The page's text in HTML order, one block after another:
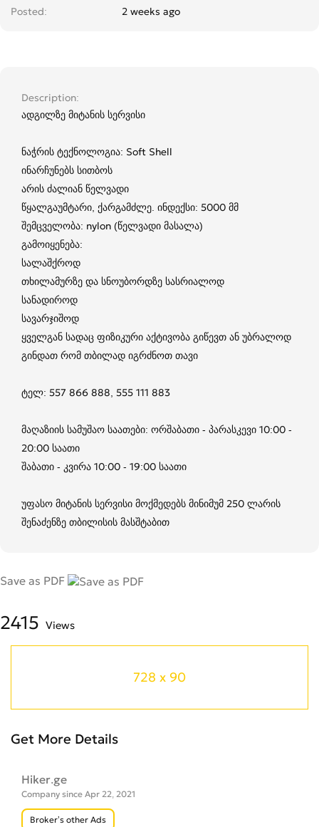
Posted
2 weeks ago
Description
ადგილზე მიტანის სერვისი
ნაჭრის ტექნოლოგია: Soft Shell
ინარჩუნებს სითბოს
არის ძალიან წელვადი
წყალგაუმტარი, ქარგამძლე. ინდექსი: 5000 მმ
შემცველობა: nylon (წელვადი მასალა)
გამოიყენება:
სალაშქროდ
თხილამურზე და სნოუბორდზე სასრიალოდ
სანადიროდ
სავარჯიშოდ
ყველგან სადაც ფიზიკური აქტივობა გიწევთ ან უბრალოდ
გინდათ რომ თბილად იგრძნოთ თავი
ტელ: 557 866 888, 555 111 883
მაღაზიის სამუშაო საათები: ორშაბათი - პარასკევი 10:00 -
20:00 საათი
შაბათი - კვირა 10:00 - 19:00 საათი
უფასო მიტანის სერვისი მოქმედებს მინიმუმ 250 ლარის
შენაძენზე თბილისის მასშტაბით
Save as PDF
2415 Views
728 x 90
Get More Details
Hiker.ge
Company since Apr 22, 2021
Broker’s other Ads